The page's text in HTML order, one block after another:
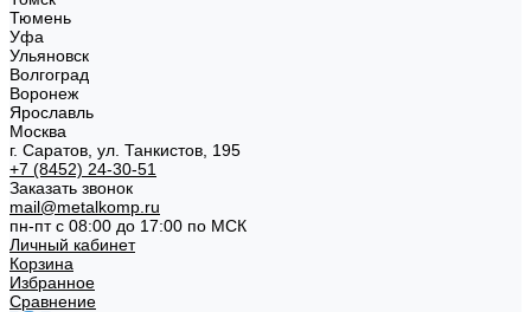
Тюмень
Уфа
Ульяновск
Волгоград
Воронеж
Ярославль
Москва
г. Саратов, ул. Танкистов, 195
+7 (8452) 24-30-51
Заказать звонок
mail@metalkomp.ru
пн-пт с 08:00 до 17:00 по МСК
Личный кабинет
Корзина
Избранное
Сравнение